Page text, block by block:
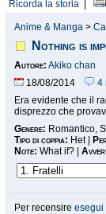
Ricorda la storia
Anime & Manga >
Nothing is
Autore: Akiko chan
18/08/2014
4
Era evidente che il
disprezzo che
Genere: Romantico,
Tipo di coppia: Het |
Note: What if? |
Per recensire esegui